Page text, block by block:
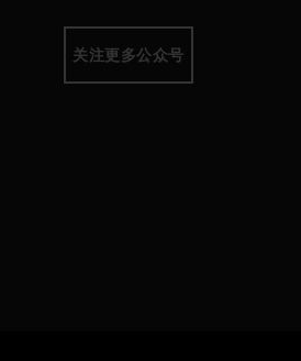
关注更多公众号